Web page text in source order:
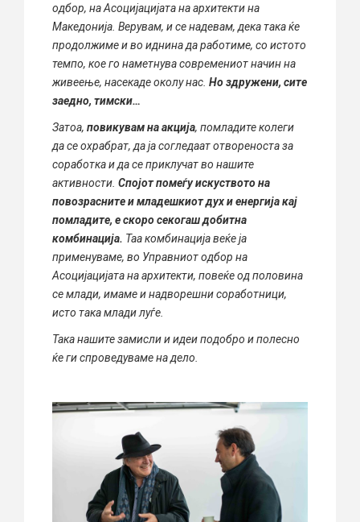
одбор, на Асоцијацијата на архитекти на
Македонија. Верувам, и се надевам, дека така ќе
продолжиме и во иднина да работиме, со истото
темпо, кое го наметнува современиот начин на
живеење, насекаде околу нас. Но здружени, сите
заедно, тимски…
Затоа, повикувам на акција, помладите колеги
да се охрабрат, да ја согледаат отвореноста за
соработка и да се приклучат во нашите
активности. Спојот помеѓу искуството на
повозрасните и младешкиот дух и енергија кај
помладите, е скоро секогаш добитна
комбинација. Таа комбинација веќе ја
применуваме, во Управниот одбор на
Асоцијацијата на архитекти, повеќе од половина
се млади, имаме и надворешни соработници,
исто така млади луѓе.
Така нашите замисли и идеи подобро и полесно
ќе ги спроведуваме на дело.